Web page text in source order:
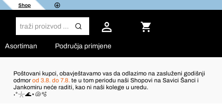
Shop
Asortiman Područja primjene
Poštovani kupci, obavještavamo vas da odlazimo na zasluženi godišnji
odmor od 3.8. do 7.8. te u tom periodu naši Shopovi na Savici Šanci i
Jankomiru neće raditi, kao ni naši kolege u uredu.
˖°𓇼🌊⋆🐚🫧